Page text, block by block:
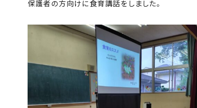
保護者の方向けに食育講話をしました。